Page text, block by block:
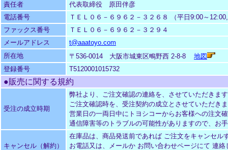
責任者
代表取締役 原田伴彦
電話番号
ＴＥＬ０６－６９６２－３２６８ （平日9:00～
ファックス番号
ＴＥＬ０６－６９６２－３２９４
メールアドレス
t@aaatoyo.com
所在地
〒536-0014 大阪市城東区鴫野西 2-8-8
地図
登録番号
T5120001015732
●販売に関する規約
受注の成立時期
弊社より、ご注文確認の連絡を、させていただきま
ご注文確認時を、受注契約の成立とさせていただき
営業日の一両日中にトヨシコーからお客様への注文
通信障害等のトラブルの可能性がありますので、お
キャンセル（解約）
在庫品は、商品発送前であれば ご注文をキャンセル
お電話又は、メールか お問い合わせページにて 連絡